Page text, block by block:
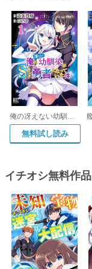
俺の冴えない幼馴染がSランク勇者になっていた件
無料試し読み
イチオシ無料作品